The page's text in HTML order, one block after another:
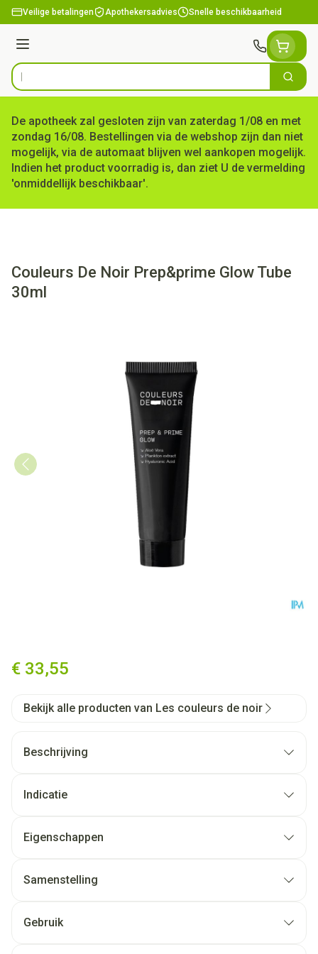
Ga naar de inhoud
Veilige betalingen Apothekersadvies Snelle beschikbaarheid
Menu
Product, merk, categorie... Zoek
De apotheek zal gesloten zijn van zaterdag 1/08 en met
zondag 16/08. Bestellingen via de webshop zijn dan niet
mogelijk, via de automaat blijven wel aankopen mogelijk.
Indien het product voorradig is, dan ziet U de vermelding
'onmiddellijk beschikbaar'.
Couleurs De Noir Prep&prime Glow Tube
30ml
€ 33,55
Bekijk alle producten van Les couleurs de noir
Beschrijving
Indicatie
Eigenschappen
Samenstelling
Gebruik